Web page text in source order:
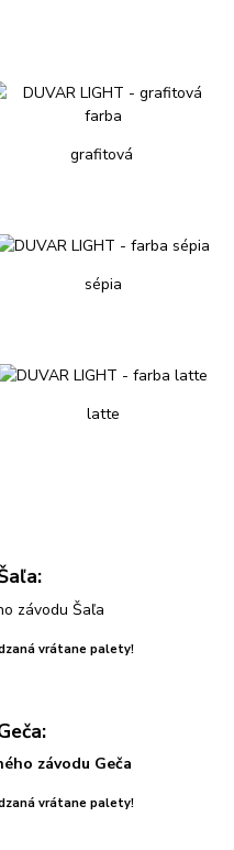
grafitová
sépia
latte
vrátane palety!
vrátane palety!